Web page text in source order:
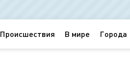
Происшествия В мире Города